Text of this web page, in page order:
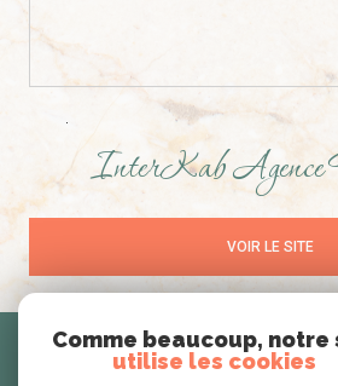
InterKab
VOIR LE SITE
Se
Comme beaucoup, notre
utilise les cookies